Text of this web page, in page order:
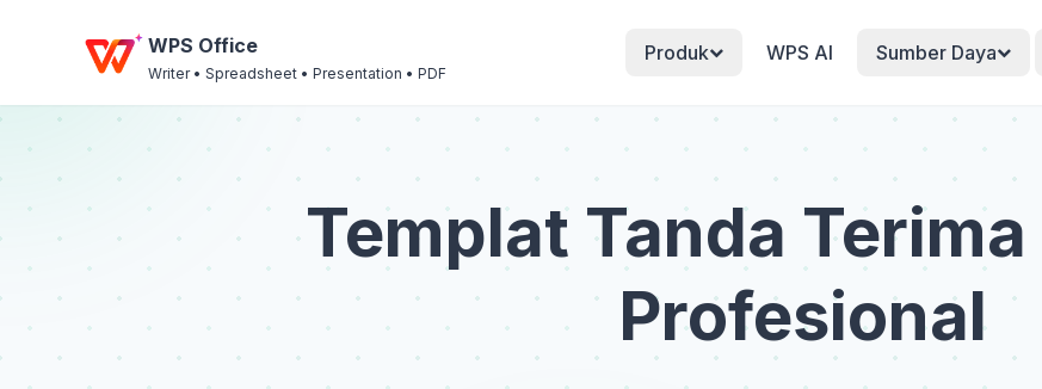
WPS Office
Writer • Spreadsheet • Presentation • PDF
Produk WPS AI Sumber Daya
Templat Tanda
Profesional